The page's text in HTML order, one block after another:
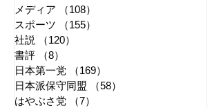
メディア
（108）
スポーツ
（155）
社説
（120）
書評
（8）
日本第一党
（169）
日本派保守同盟
（58）
はやぶさ党
（7）